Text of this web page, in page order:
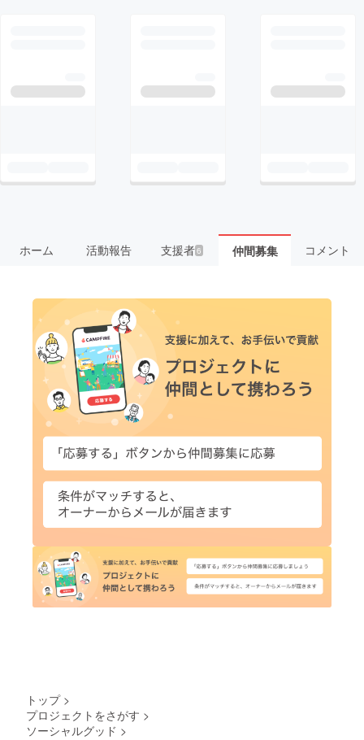
ホーム 活動報告 支援者6 仲間募集 コメント
トップ >
プロジェクトをさがす >
ソーシャルグッド >